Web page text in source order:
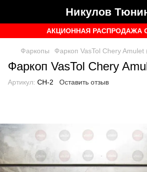
Никулов
АКЦИОННАЯ РАСПРОДАЖА
Фаркопы Фаркоп VasTol Chery Amulet
Фаркоп VasTol Chery
Артикул: CH-2 Оставить отзыв